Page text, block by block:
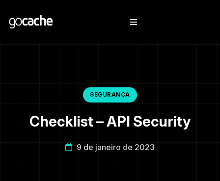
SEGURANÇA
Checklist – API Security
9 de janeiro de 2023